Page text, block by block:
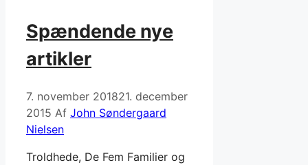
Spændende nye
artikler
7. november 201821. december
2015 Af John Søndergaard
Nielsen
Troldhede, De Fem Familier og